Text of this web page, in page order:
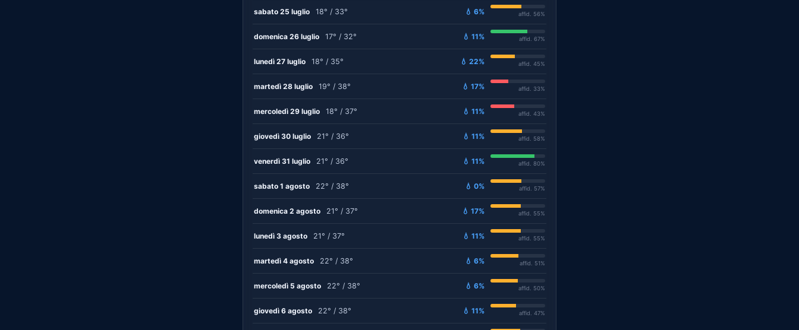
sabato 25 luglio 18° / 33° 💧 6% affid. 56%
domenica 26 luglio 17° / 32° 💧 11% affid. 67%
lunedì 27 luglio 18° / 35° 💧 22% affid. 45%
martedì 28 luglio 19° / 38° 💧 17% affid. 33%
mercoledì 29 luglio 18° / 37° 💧 11% affid. 43%
giovedì 30 luglio 21° / 36° 💧 11% affid. 58%
venerdì 31 luglio 21° / 36° 💧 11% affid. 80%
sabato 1 agosto 22° / 38° 💧 0% affid. 57%
domenica 2 agosto 21° / 37° 💧 17% affid. 55%
lunedì 3 agosto 21° / 37° 💧 11% affid. 55%
martedì 4 agosto 22° / 38° 💧 6% affid. 51%
mercoledì 5 agosto 22° / 38° 💧 6% affid. 50%
giovedì 6 agosto 22° / 38° 💧 11% affid. 47%